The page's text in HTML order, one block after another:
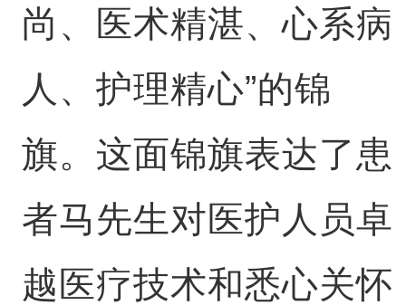
尚、医术精湛、心系病
人、护理精心”的锦
旗。这面锦旗表达了患
者马先生对医护人员卓
越医疗技术和悉心关怀